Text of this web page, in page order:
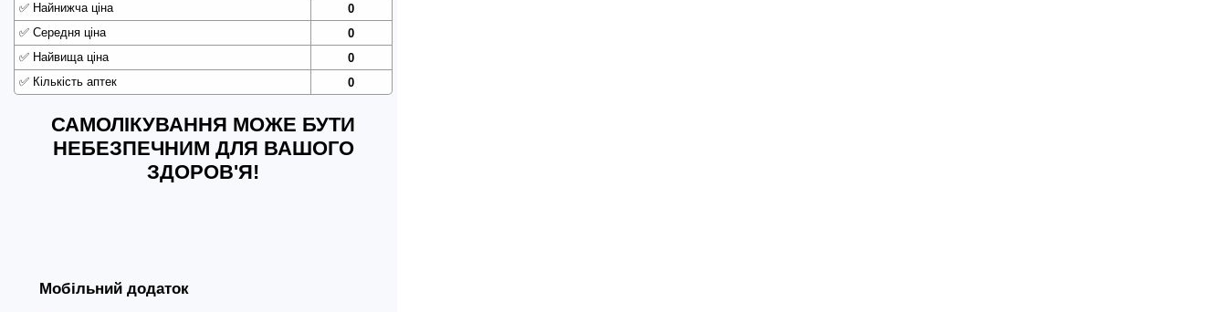
✅ Найнижча ціна
0
✅ Середня ціна
0
✅ Найвища ціна
0
✅ Кількість аптек 0
САМОЛІКУВАННЯ МОЖЕ БУТИ
НЕБЕЗПЕЧНИМ ДЛЯ ВАШОГО
ЗДОРОВ'Я!
Мобільний додаток